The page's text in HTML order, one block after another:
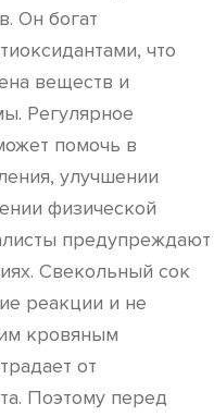
Он богат
что
веществ и
Регулярное
помочь в
улучшении
физической
предупреждают
Свекольный сок
реакции и не
кровяным
от
Поэтому перед